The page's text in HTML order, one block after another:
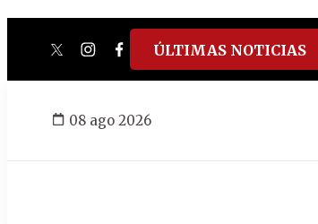
twitterinstagram
facebook
tiktokyoutube
spotify
ÚLTIMAS NOTICIAS
08 ago 2026